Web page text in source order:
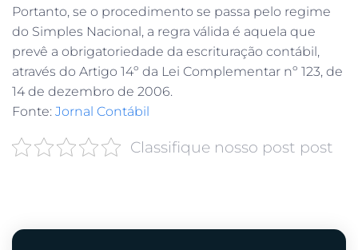
Portanto, se o procedimento se passa pelo regime
do Simples Nacional, a regra válida é aquela que
prevê a obrigatoriedade da escrituração contábil,
através do Artigo 14º da Lei Complementar nº 123, de
14 de dezembro de 2006.
Fonte: Jornal Contábil
Classifique nosso post post